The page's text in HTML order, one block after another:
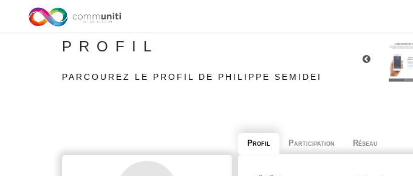
PROFIL
PARCOUREZ LE PROFIL DE PHILIPPE SEMIDEI
Profil Participation Réseau